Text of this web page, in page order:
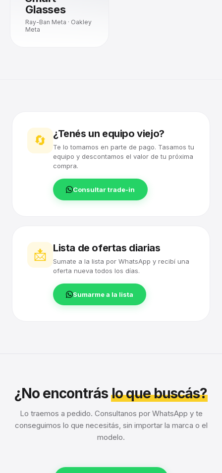
Glasses
Ray-Ban Meta · Oakley
Meta
🔄 ¿Tenés un equipo viejo?
Te lo tomamos en parte de pago. Tasamos tu
equipo y descontamos el valor de tu próxima
compra.
Consultar trade-in
📩 Lista de ofertas diarias
Sumate a la lista por WhatsApp y recibí una
oferta nueva todos los días.
Sumarme a la lista
¿No encontráslo que buscás?
Lo traemos a pedido. Consultanos por WhatsApp y te
conseguimos lo que necesitás, sin importar la marca o el
modelo.